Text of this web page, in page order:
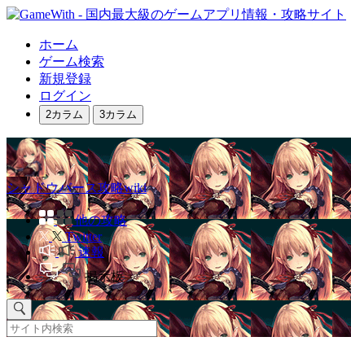
ホーム
ゲーム検索
新規登録
ログイン
2カラム 3カラム
シャドウバース攻略wiki
他の攻略
Twitter
速報
掲示板